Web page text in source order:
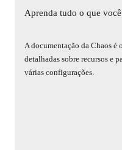
Aprenda tudo o que
A documentação da Chaos
detalhadas sobre recursos e
várias configurações.